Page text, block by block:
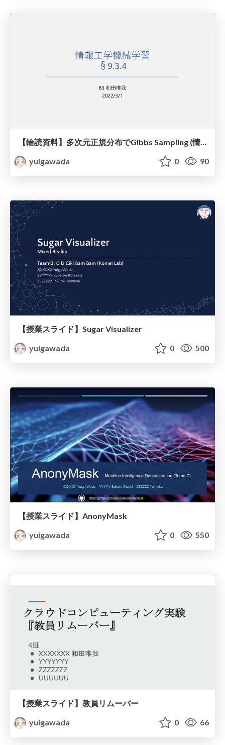
【輪読資料】多次元正規分布でGibbs Sampling (情報工学機械学習9.3.4)
yuigawada
0 90
【授業スライド】Sugar Visualizer
yuigawada
0 500
【授業スライド】AnonyMask
yuigawada
0 550
【授業スライド】教員リムーバー
yuigawada
0 66